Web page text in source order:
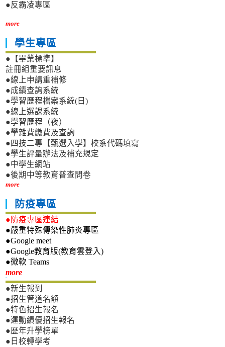
●反霸凌專區
more
學生專區
●【畢業標準】
註冊組重要訊息
●線上申請重補修
●成績查詢系統
●學習歷程檔案系統(日)
●線上選課系統
●學習歷程（夜）
●學雜費繳費及查詢
●四技二專【甄選入學】校系代碼填寫
●學生評量辦法及補充規定
●中學生網站
●後期中等教育普查問卷
more
防疫專區
●防疫專區連結
●嚴重特殊傳染性肺炎專區
●Google meet
●Google教育版(教育雲登入)
●微軟 Teams
more新生專區
●新生報到
●招生管道名額
●特色招生報名
●運動績優招生報名
●歷年升學榜單
●日校轉學考